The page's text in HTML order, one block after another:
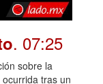
. 07:25
sobre la
tras un